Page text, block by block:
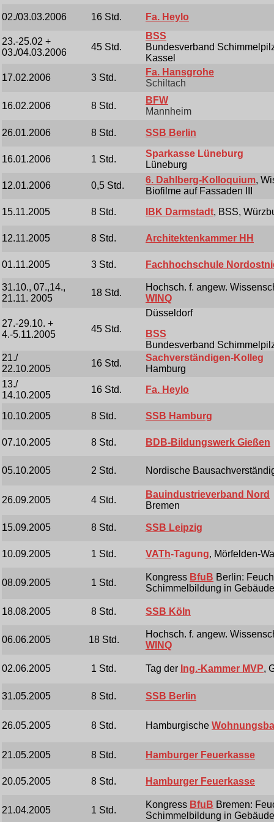
02./03.03.2006 16 Std. Fa. Heylo
23.-25.02 +
03./04.03.2006
45 Std.
BSS
Bundesverband
Kassel
17.02.2006
3 Std.
Fa. Hansgrohe
Schiltach
16.02.2006 8 Std.
BFW
Mannheim
26.01.2006 8 Std. SSB Berlin
16.01.2006 1 Std.
Sparkasse Lüneburg
Lüneburg
12.01.2006
0,5 Std.
6. Dahlberg-Kolloquium,
Biofilme auf Fassaden III
15.11.2005
8 Std. IBK Darmstadt, BSS,
12.11.2005 8 Std. Architektenkammer HH
01.11.2005 3 Std. Fachhochschule
31.10., 07.,14.,
21.11. 2005
18 Std.
Hochsch. f. angew.
WINQ
27.-29.10. +
4.-5.11.2005
45 Std.
Düsseldorf
BSS
Bundesverband
21./
22.10.2005
16 Std.
Sachverständigen-Kolleg
Hamburg
13./
14.10.2005
16 Std. Fa. Heylo
10.10.2005 8 Std. SSB Hamburg
07.10.2005 8 Std. BDB-Bildungswerk Gießen
05.10.2005 2 Std. Nordische
26.09.2005 4 Std.
Bauindustrieverband Nord
Bremen
15.09.2005 8 Std. SSB Leipzig
10.09.2005 1 Std. VATh-Tagung, Mörfelden-
08.09.2005 1 Std.
Kongress BfuB Berlin:
Schimmelbildung in
18.08.2005 8 Std. SSB Köln
06.06.2005 18 Std.
Hochsch. f. angew.
WINQ
02.06.2005 1 Std. Tag der Ing.-Kammer MVP,
31.05.2005 8 Std. SSB Berlin
26.05.2005 8 Std. Hamburgische
21.05.2005 8 Std. Hamburger Feuerkasse
20.05.2005 8 Std. Hamburger Feuerkasse
21.04.2005 1 Std.
Kongress BfuB Bremen:
Schimmelbildung in